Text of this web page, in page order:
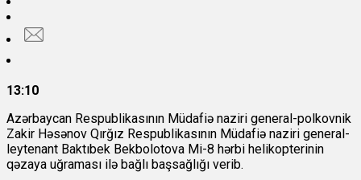
13:10
Azərbaycan Respublikasının Müdafiə naziri general-polkovnik
Zakir Həsənov Qırğız Respublikasının Müdafiə naziri general-
leytenant Baktıbek Bekbolotova Mi-8 hərbi helikopterinin
qəzaya uğraması ilə bağlı başsağlığı verib.